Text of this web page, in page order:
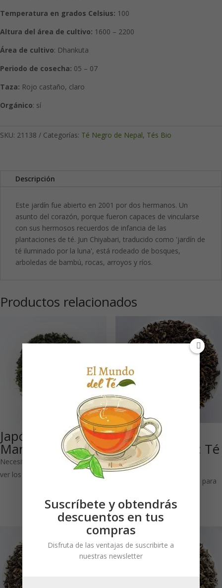
Temperatura en grados Celsius: 100
Altura del área de cultivo: 1600 – 2200
Área de cultivo: Dhankuta
Periodo de cosecha: 05 – 07
Taza: Rojo castaño, claro
Orgánico: sí
SKU: 21138 Categorías: Té Negro de Nepal, Tés Bio
Descripción
Este jardín fue abierto en 2001 por dos hermanos. Un
asunto del corazón, porque fueron capaces de vincularse
con sus hermosos recuerdos de infancia de las
plantaciones de té. Jun Chiyabari, traducido como 'jardín de
té iluminado por la luna', está rodeado de bosques,
arboledas de bambú, rocas, arroyos y ríos.
Productos relacionados
Japón Sencha
Marumura (Bio)
Necesitas estar registrado para
ver los precios
Nepal TGFOP
Tipo ‘Maloom’: Té
negro
Necesitas estar registrado para
Suscríbete y obtendrás
descuentos en tus
compras
Disfruta de las ventajas de suscribirte a
nuestras newsletter